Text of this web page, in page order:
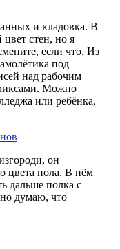
и кладовка. В
стен, но я
если что. Из
под
над рабочим
Можно
или ребёнка,
он
цвета пола. В нём
дальше полка с
но думаю, что